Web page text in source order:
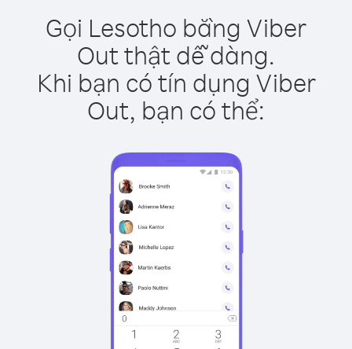
Gọi Lesotho bằng Viber
Out thật dễ dàng.
Khi bạn có tín dụng Viber
Out, bạn có thể: